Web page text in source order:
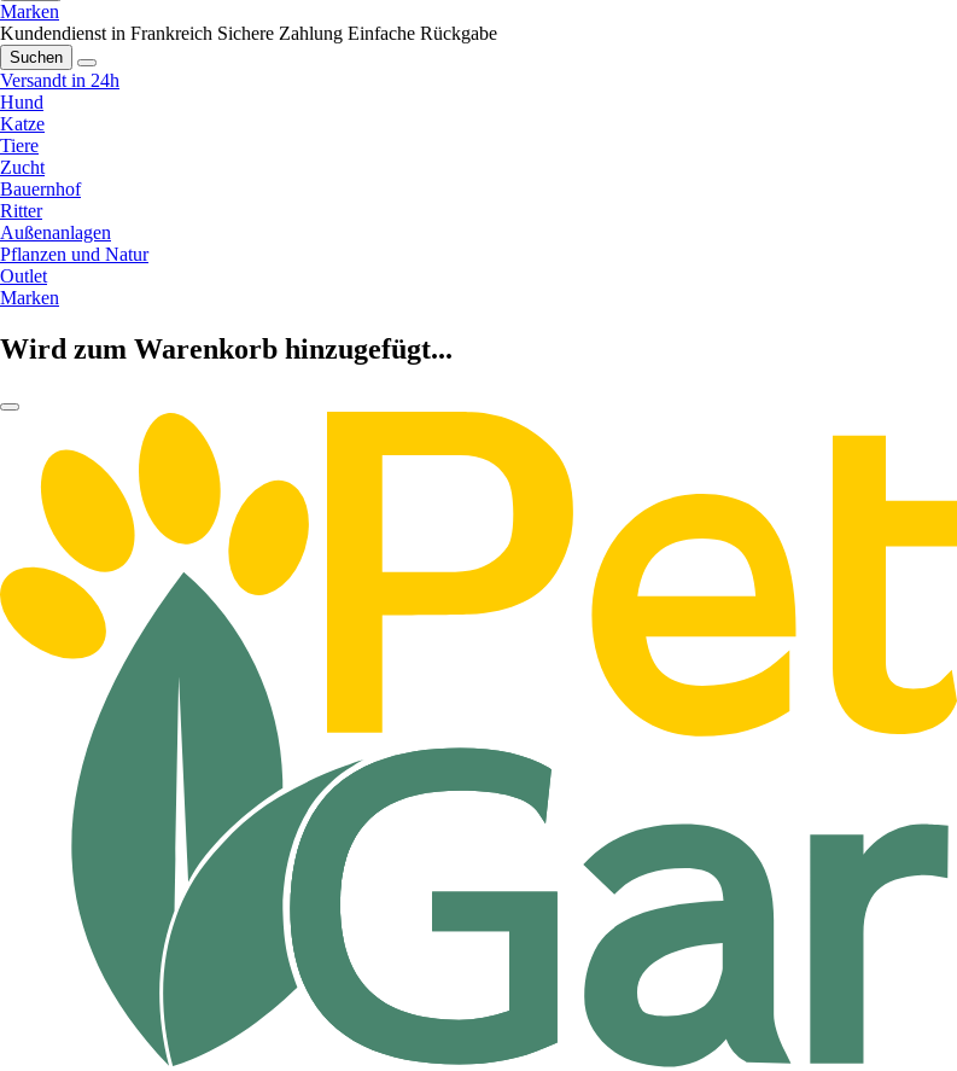
Marken
Kundendienst in Frankreich Sichere Zahlung Einfache Rückgabe
Suchen
Versandt in 24h
Hund
Katze
Tiere
Zucht
Bauernhof
Ritter
Außenanlagen
Pflanzen und Natur
Outlet
Marken
Wird zum Warenkorb hinzugefügt...